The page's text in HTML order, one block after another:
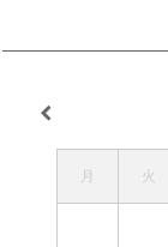
月 火